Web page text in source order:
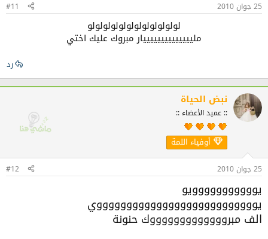
25 جوان 2010 #11
لولولولولولولولولولولولو
ملييييييييييييييار مبروك عليك اختي​
رد
نبض الحياة
:: عميد الأعضاء ::
أوفياء اللمة
25 جوان 2010 #12
يووووووووووويو
يوووووووووووووووووووووووووووي
الف مبروووووووووووووك حنونة